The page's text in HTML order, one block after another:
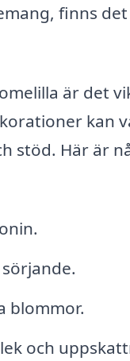
finns
är det
kan
stöd. Här är
blommor.
och